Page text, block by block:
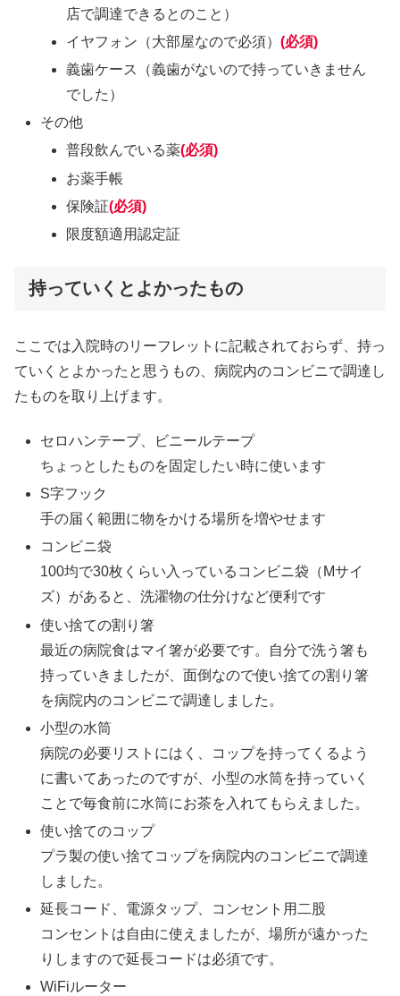
店で調達できるとのこと）
イヤフォン（大部屋なので必須）(必須)
義歯ケース（義歯がないので持っていきません
でした）
その他
普段飲んでいる薬(必須)
お薬手帳
保険証(必須)
限度額適用認定証
持っていくとよかったもの
ここでは入院時のリーフレットに記載されておらず、持っ
ていくとよかったと思うもの、病院内のコンビニで調達し
たものを取り上げます。
セロハンテープ、ビニールテープ
ちょっとしたものを固定したい時に使います
S字フック
手の届く範囲に物をかける場所を増やせます
コンビニ袋
100均で30枚くらい入っているコンビニ袋（Mサイ
ズ）があると、洗濯物の仕分けなど便利です
使い捨ての割り箸
最近の病院食はマイ箸が必要です。自分で洗う箸も
持っていきましたが、面倒なので使い捨ての割り箸
を病院内のコンビニで調達しました。
小型の水筒
病院の必要リストにはく、コップを持ってくるよう
に書いてあったのですが、小型の水筒を持っていく
ことで毎食前に水筒にお茶を入れてもらえました。
使い捨てのコップ
プラ製の使い捨てコップを病院内のコンビニで調達
しました。
延長コード、電源タップ、コンセント用二股
コンセントは自由に使えましたが、場所が遠かった
りしますので延長コードは必須です。
WiFiルーター